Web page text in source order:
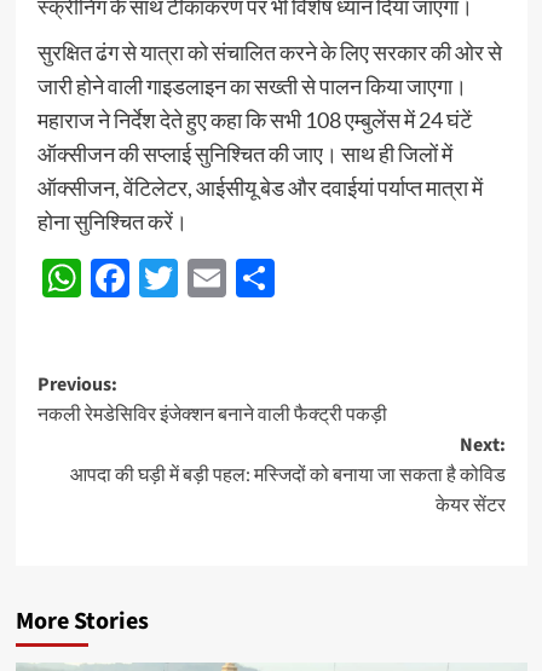
स्क्रीनिंग के साथ टीकाकरण पर भी विशेष ध्यान दिया जाएगा।
सुरक्षित ढंग से यात्रा को संचालित करने के लिए सरकार की ओर से
जारी होने वाली गाइडलाइन का सख्ती से पालन किया जाएगा।
महाराज ने निर्देश देते हुए कहा कि सभी 108 एम्बुलेंस में 24 घंटें
ऑक्सीजन की सप्लाई सुनिश्चित की जाए। साथ ही जिलों में
ऑक्सीजन, वेंटिलेटर, आईसीयू बेड और दवाईयां पर्याप्त मात्रा में
होना सुनिश्चित करें।
WhatsApp
Facebook
Twitter
EmailShare
Post
navigation
Previous:
नकली रेमडेसिविर इंजेक्शन बनाने वाली फैक्ट्री पकड़ी
Next:
आपदा की घड़ी में बड़ी पहल: मस्जिदों को बनाया जा सकता है कोविड
केयर सेंटर
More Stories